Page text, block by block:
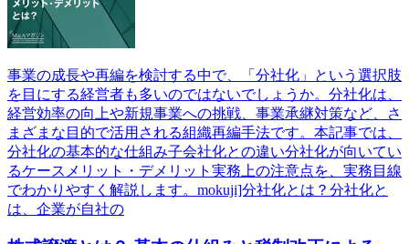
事業の成長や再編を検討する中で、「分社化」という選択肢
を目にする経営者も多いのではないでしょうか。分社化は、
経営効率の向上や新規事業への挑戦、事業承継対策など、さ
まざまな目的で活用される組織再編手法です。本記事では、
分社化の基本的な仕組み子会社化との違い分社化が向いてい
るケースメリット・デメリット実務上の注意点を、実務目線
でわかりやすく解説します。mokuji]分社化とは？分社化と
は、企業が自社の